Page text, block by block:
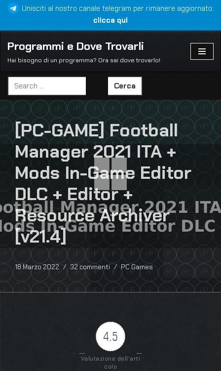
al
contenuto
Unisciti al nostro canale telegram per rimanere aggiornato:
clicca qui
Programmi e Dove Trovarli
Hai bisogno di un programma? Ora sai dove trovarlo!
Cerca
[PC-GAME] Football
Manager 2021 ITA +
Mods In-Game Editor
DLC + Editor +
Resource Archiver
[v21.4]
18 Marzo 2022 32 commenti PC Games
4.5
Valutazione dell'arti
colo